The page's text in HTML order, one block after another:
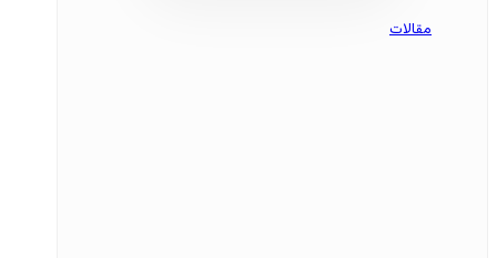
مقالات